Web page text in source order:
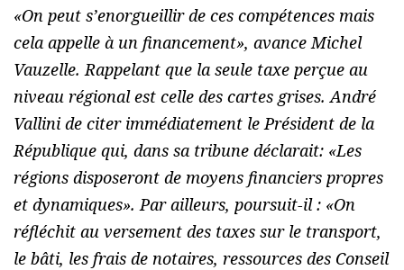
«On peut s’enorgueillir de ces compétences mais
cela appelle à un financement», avance Michel
Vauzelle. Rappelant que la seule taxe perçue au
niveau régional est celle des cartes grises. André
Vallini de citer immédiatement le Président de la
République qui, dans sa tribune déclarait: «Les
régions disposeront de moyens financiers propres
et dynamiques». Par ailleurs, poursuit-il : «On
réfléchit au versement des taxes sur le transport,
le bâti, les frais de notaires, ressources des Conseil